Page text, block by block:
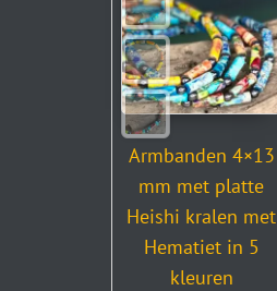
Armbanden 4×13
mm met platte
Heishi kralen met
Hematiet in 5
kleuren